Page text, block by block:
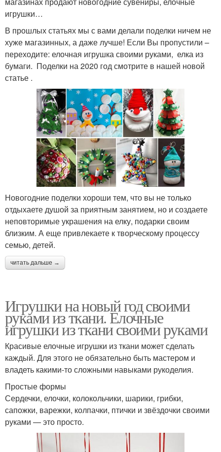
игрушки…
В прошлых статьях мы с вами делали поделки ничем не
хуже магазинных, а даже лучше! Если Вы пропустили –
переходите: елочная игрушка своими руками, елка из
бумаги. Поделки на 2020 год смотрите в нашей новой
статье .
Новогодние поделки хороши тем, что вы не только
отдыхаете душой за приятным занятием, но и создаете
неповторимые украшения на елку, подарки своим
близким. А еще привлекаете к творческому процессу
семью, детей.
читать дальше →
Игрушки на новый год своими
руками из ткани. Елочные
игрушки из ткани своими руками
Красивые елочные игрушки из ткани может сделать
каждый. Для этого не обязательно быть мастером и
владеть какими-то сложными навыками рукоделия.
Простые формы
Сердечки, елочки, колокольчики, шарики, грибки,
сапожки, варежки, колпачки, птички и звёздочки своими
руками — это просто.